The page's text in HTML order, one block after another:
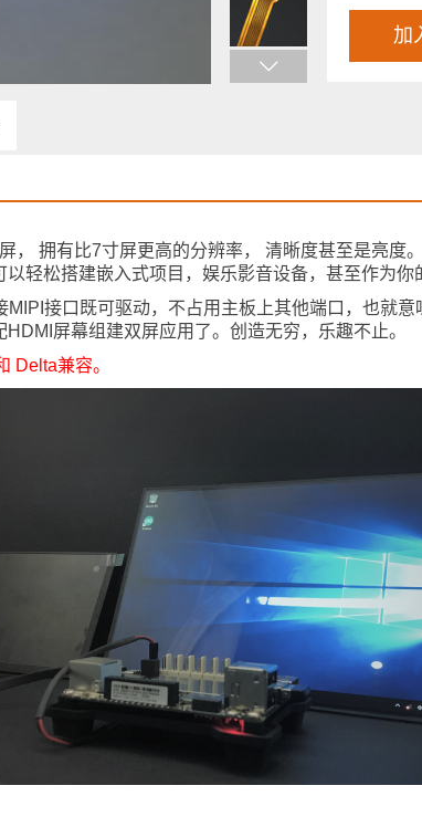
加
， 拥有比7寸屏更高的分辨率， 清晰度甚至是亮度
轻松搭建嵌入式项目，娱乐影音设备，甚至作为你
接口既可驱动，不占用主板上其他端口，也就
屏幕组建双屏应用了。创造无穷，乐趣不止。
Delta兼容。